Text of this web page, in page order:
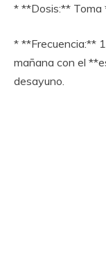
* **Dosis:** Toma
* **Frecuencia:**
mañana con el
desayuno.